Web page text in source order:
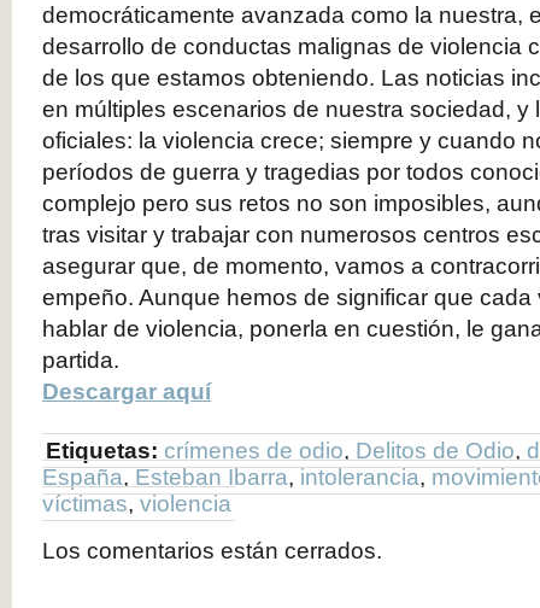
democráticamente avanzada como la nuestra,
desarrollo de conductas malignas de violencia
de los que estamos obteniendo. Las noticias
en múltiples escenarios de nuestra sociedad, y
oficiales: la violencia crece; siempre y cuando
períodos de guerra y tragedias por todos
complejo pero sus retos no son imposibles,
tras visitar y trabajar con numerosos centros
asegurar que, de momento, vamos a
empeño. Aunque hemos de significar que
hablar de violencia, ponerla en cuestión, le
partida.
Descargar aquí
Etiquetas: crímenes de odio, Delitos de Odio,
España, Esteban Ibarra, intolerancia,
víctimas, violencia
Los comentarios están cerrados.